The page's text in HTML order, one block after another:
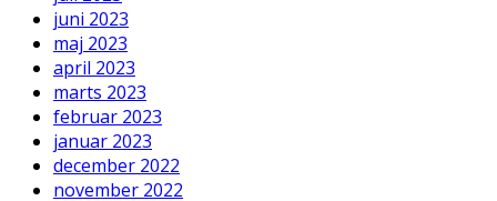
juni 2023
maj 2023
april 2023
marts 2023
februar 2023
januar 2023
december 2022
november 2022